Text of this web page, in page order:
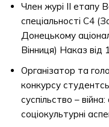
Член журі ІІ етапу
спеціальності С4
Донецькому
Вінниця) Наказ
Організатор та
конкурсу
суспільство – війна:
соціокультурні